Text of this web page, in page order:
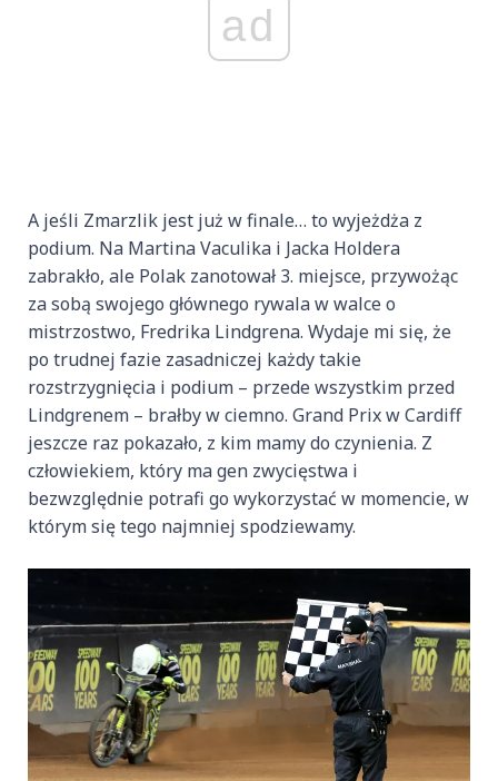
ad
A jeśli Zmarzlik jest już w finale… to wyjeżdża z
podium. Na Martina Vaculika i Jacka Holdera
zabrakło, ale Polak zanotował 3. miejsce, przywożąc
za sobą swojego głównego rywala w walce o
mistrzostwo, Fredrika Lindgrena. Wydaje mi się, że
po trudnej fazie zasadniczej każdy takie
rozstrzygnięcia i podium – przede wszystkim przed
Lindgrenem – brałby w ciemno. Grand Prix w Cardiff
jeszcze raz pokazało, z kim mamy do czynienia. Z
człowiekiem, który ma gen zwycięstwa i
bezwzględnie potrafi go wykorzystać w momencie, w
którym się tego najmniej spodziewamy.